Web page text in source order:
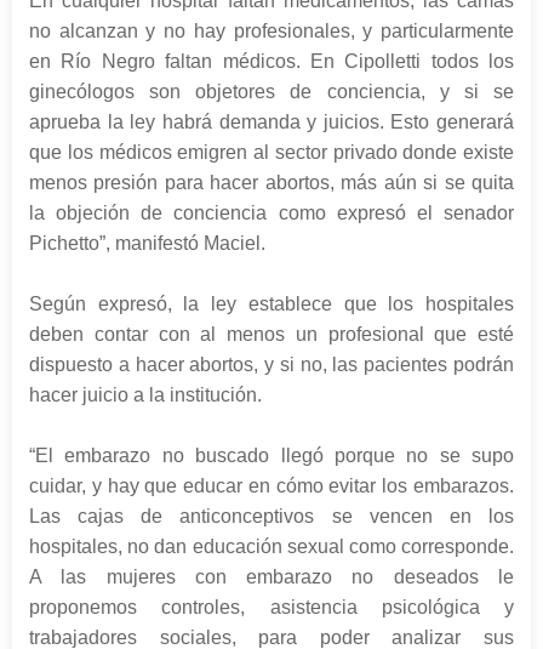
no alcanzan y no hay profesionales, y particularmente
en Río Negro faltan médicos. En Cipolletti todos los
ginecólogos son objetores de conciencia, y si se
aprueba la ley habrá demanda y juicios. Esto generará
que los médicos emigren al sector privado donde existe
menos presión para hacer abortos, más aún si se quita
la objeción de conciencia como expresó el senador
Pichetto”, manifestó Maciel.
Según expresó, la ley establece que los hospitales
deben contar con al menos un profesional que esté
dispuesto a hacer abortos, y si no, las pacientes podrán
hacer juicio a la institución.
“El embarazo no buscado llegó porque no se supo
cuidar, y hay que educar en cómo evitar los embarazos.
Las cajas de anticonceptivos se vencen en los
hospitales, no dan educación sexual como corresponde.
A las mujeres con embarazo no deseados le
proponemos controles, asistencia psicológica y
trabajadores sociales, para poder analizar sus